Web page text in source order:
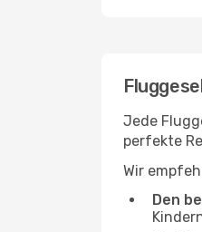
Jede
perfekte
Wir
Den